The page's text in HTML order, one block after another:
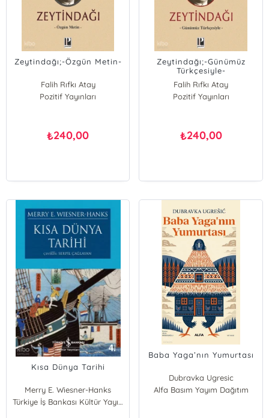
Zeytindağı;-Özgün Metin-
Falih Rıfkı Atay
Pozitif Yayınları
₺240,00
Zeytindağı;-Günümüz
Türkçesiyle-
Falih Rıfkı Atay
Pozitif Yayınları
₺240,00
Kısa Dünya Tarihi
Merry E. Wiesner-Hanks
Türkiye İş Bankası Kültür Yayınları
Baba Yaga’nın Yumurtası
Dubravka Ugresic
Alfa Basım Yayım Dağıtım